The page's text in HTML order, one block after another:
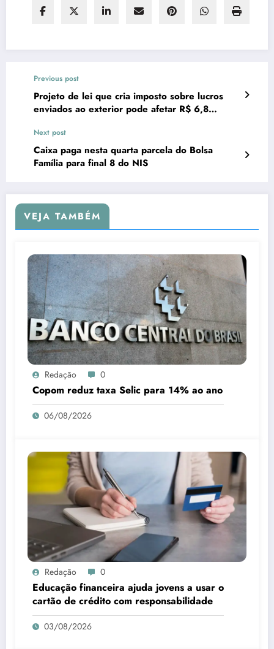
Previous post
Projeto de lei que cria imposto sobre lucros
enviados ao exterior pode afetar R$ 6,8
Next post
Caixa paga nesta quarta parcela do Bolsa
Família para final 8 do NIS
VEJA TAMBÉM
Redação 0
Copom reduz taxa Selic para 14% ao ano
06/08/2026
Redação 0
Educação financeira ajuda jovens a usar o
cartão de crédito com responsabilidade
03/08/2026